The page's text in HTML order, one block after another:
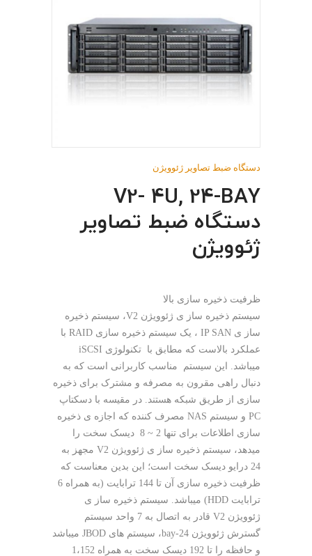
دستگاه ضبط تصاویر ژئوویژن
V2- 4U, 24-BAY
دستگاه ضبط تصاویر
ژئوویژن
ظرفیت ذخیره سازی بالا
سیستم ذخیره ساز ی ژئوویژن V2، سیستم ذخیره
ساز ی IP SAN ، یک سیستم ذخیره سازی RAID با
عملکرد بالاست که مطابق با تکنولوژی iSCSI
میباشد. این سیستم مناسب کاربرانی است که به
دنبال راهی مقرون به مصرفه و مشترک برای ذخیره
سازی از طریق شبکه هستند. در مقیسه با دسکتاپ
PC و سیستم NAS مصرف کننده که اجازه ی ذخیره
سازی اطلاعات برای تنها 2 ~ 8 دیسک سخت را
میدهد، سیستم ذخیره ساز ی ژئوویژن V2 مجهز به
24 درایو دیسک سخت است؛ این بدین معناست که
ظرفیت ذخیره سازی آن تا 144 ترابایت (به همراه 6
ترابایت HDD) میباشد. سیستم ذخیره ساز ی
ژئوویژن V2 قادر به اتصال به 7 واحد سیستم
گسترش ژئوویژن 24-bay، سیستم های JBOD میباشد
و حافظه را تا 192 دیسک سخت به همراه 1،152